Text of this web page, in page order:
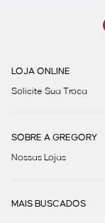
LOJA ONLINE
Solicite Sua Troca
SOBRE A GREGORY
Nossas Lojas
MAIS BUSCADOS